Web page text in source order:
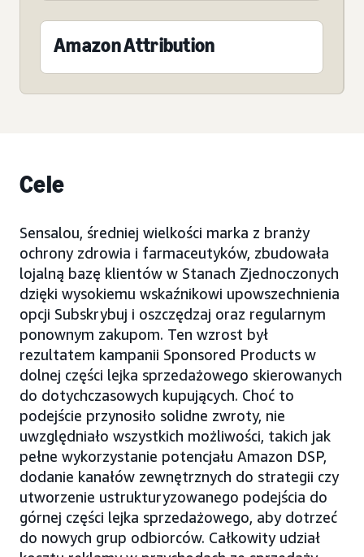
Amazon Attribution
Cele
Sensalou, średniej wielkości marka z branży
ochrony zdrowia i farmaceutyków, zbudowała
lojalną bazę klientów w Stanach Zjednoczonych
dzięki wysokiemu wskaźnikowi upowszechnienia
opcji Subskrybuj i oszczędzaj oraz regularnym
ponownym zakupom. Ten wzrost był
rezultatem kampanii Sponsored Products w
dolnej części lejka sprzedażowego skierowanych
do dotychczasowych kupujących. Choć to
podejście przynosiło solidne zwroty, nie
uwzględniało wszystkich możliwości, takich jak
pełne wykorzystanie potencjału Amazon DSP,
dodanie kanałów zewnętrznych do strategii czy
utworzenie ustrukturyzowanego podejścia do
górnej części lejka sprzedażowego, aby dotrzeć
do nowych grup odbiorców. Całkowity udział